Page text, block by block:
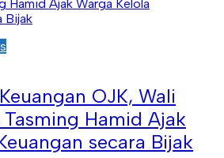
OJK, Wali
Tasming Hamid Ajak
secara Bijak